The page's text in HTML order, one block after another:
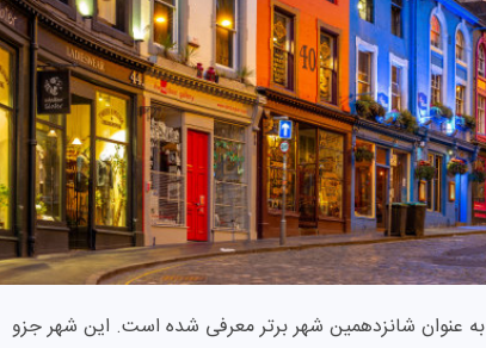
ادینبورگ در رتبه بندی برترین شهر دانشجویی QS به عنوان شانزدهمین شهر برتر معرفی شده است. این شهر جزو